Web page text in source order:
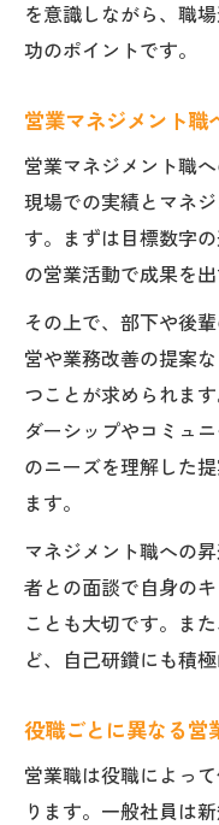
を意識しながら、職
功のポイントです。
営業マネジメント職
営業マネジメント職
現場での実績とマネ
す。まずは目標数字
の営業活動で成果を
その上で、部下や後
営や業務改善の提案
つことが求められま
ダーシップやコミュ
のニーズを理解した
ます。
マネジメント職への
者との面談で自身の
ことも大切です。ま
ど、自己研鑽にも積
役職ごとに異なる営
営業職は役職によっ
ります。一般社員は